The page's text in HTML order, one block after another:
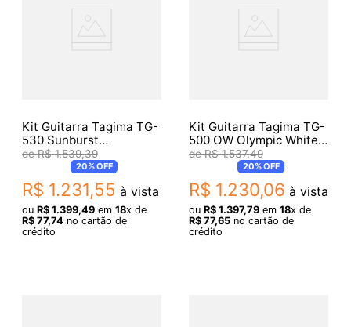
Kit Guitarra Tagima TG-
530 Sunburst
Woodstock + Acessórios
R$ 1.539,39
20%OFF
R$ 1.231,55 à vista
ou R$ 1.399,49em 18x de
R$ 77,74no cartão de
crédito
Kit Guitarra Tagima TG-
500 OW Olympic White
+ Acessórios
R$ 1.537,49
20%OFF
R$ 1.230,06 à vista
ou R$ 1.397,79em 18x de
R$ 77,65no cartão de
crédito